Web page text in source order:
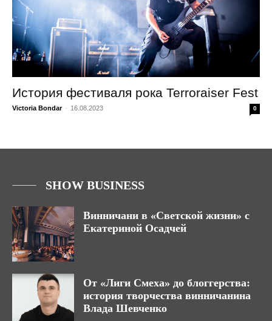
История фестиваля рока Terroraiser Fest
Victoria Bondar - 16.08.2023 0
SHOW BUSINESS
Винничани в «Светской жизни» с
Екатериной Осадчей
От «Лиги Смеха» до блоггерства:
история творчества винничанина
Влада Шевченко